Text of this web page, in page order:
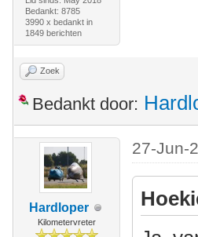
Bedankt: 8785
3990 x bedankt in
1849 berichten
Zoek
Bedankt door:
Hardloper
Kilometervreter
27-Jun-